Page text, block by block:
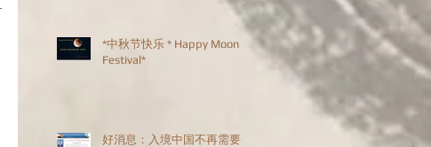
*中秋节快乐 * Happy Moon
Festival*
好消息：入境中国不再需要